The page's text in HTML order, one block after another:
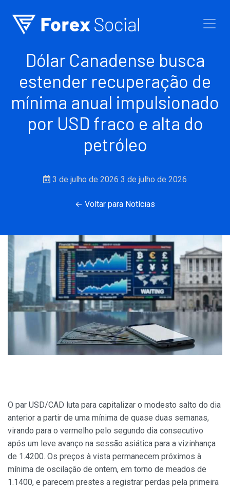
Dólar Canadense busca
estender recuperação de
mínima anual impulsionado
por USD fraco e alta do
petróleo
3 de julho de 2026 3 de julho de 2026
← Voltar para Notícias
O par USD/CAD luta para capitalizar o modesto salto do dia
anterior a partir de uma mínima de quase duas semanas,
virando para o vermelho pelo segundo dia consecutivo
após um leve avanço na sessão asiática para a vizinhança
de 1.4200. Os preços à vista permanecem próximos à
mínima de oscilação de ontem, em torno de meados de
1.1400, e parecem prestes a registrar perdas pela primeira